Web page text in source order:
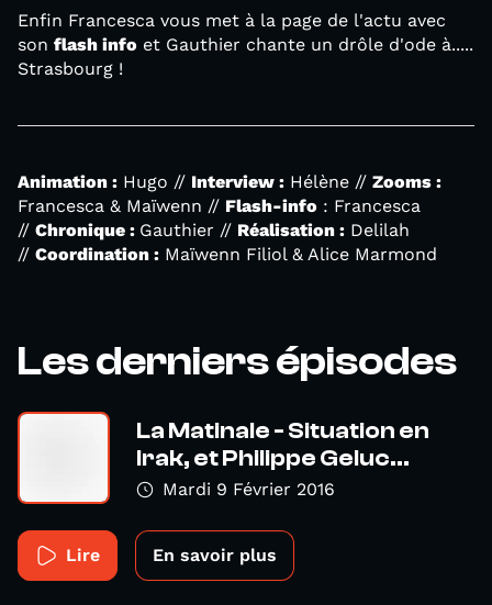
Enfin Francesca vous met à la page de l'actu avec
son flash info et Gauthier chante un drôle d'ode à.....
Strasbourg !
Animation : Hugo // Interview : Hélène // Zooms :
Francesca & Maïwenn // Flash-info : Francesca
// Chronique : Gauthier // Réalisation : Delilah
// Coordination : Maïwenn Filiol & Alice Marmond
Les derniers épisodes
La Matinale - Situation en
Irak, et Philippe Geluc...
Mardi 9 Février 2016
Lire En savoir plus